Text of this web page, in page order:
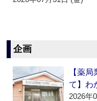
企画
【薬
て】わ
2026年